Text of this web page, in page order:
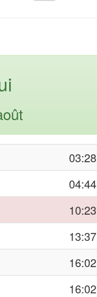
03:28
04:44
10:23
13:37
16:02
16:02